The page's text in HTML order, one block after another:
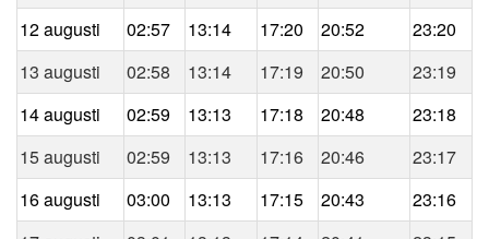
12 augusti
02:57 13:14 17:20 20:52
23:20
13 augusti
02:58 13:14 17:19 20:50
23:19
14 augusti
02:59 13:13 17:18 20:48
23:18
15 augusti
02:59 13:13 17:16 20:46
23:17
16 augusti
03:00 13:13 17:15 20:43
23:16